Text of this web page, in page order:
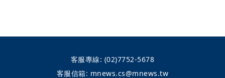
客服專線: (02)7752-5678
客服信箱: mnews.cs@mnews.tw